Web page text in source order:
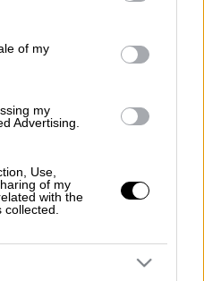
and its third-party tags to
purposes in below Google
of my
my
Advertising.
Use,
of my
with the
collected.
είχε κάνει ανάρτηση
όπου αγέλη
πρόβατα σε χωριό
ότι με την
βίας κατά
οργανώσεις να
εν τέλει να
αστυνομικές Αρχές.